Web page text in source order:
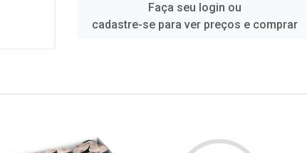
Faça seu login ou
cadastre-se para ver preços e comprar